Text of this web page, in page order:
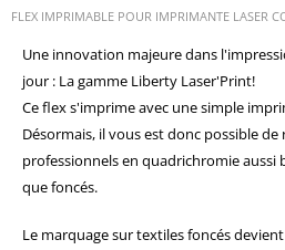
FLEX IMPRIMABLE POUR IMPRIMANTE LASER
Une innovation majeure dans
jour : La gamme Liberty Laser'Print!
Ce flex s'imprime avec une simple
Désormais, il vous est donc possible de
professionnels en quadrichromie aussi
que foncés.
Le marquage sur textiles foncés
Nouveauté ! Tour de rangement pour Flex ou Vinyle - 36 emplacements
59,99 €
49,99 €
Imprimante UV LED SureColor SC-V1000 EPSON - Garantie 3 ans
Rating:
0%
8 990,00 €